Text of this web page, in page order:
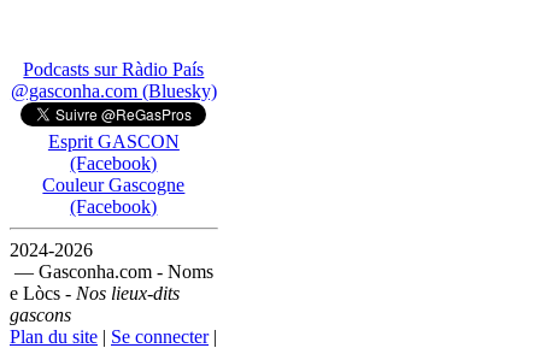
Podcasts sur Ràdio País
@gasconha.com (Bluesky)
Esprit GASCON
(Facebook)
Couleur Gascogne
(Facebook)
2024-2026
— Gasconha.com - Noms
e Lòcs - Nos lieux-dits
gascons
Plan du site | Se connecter|